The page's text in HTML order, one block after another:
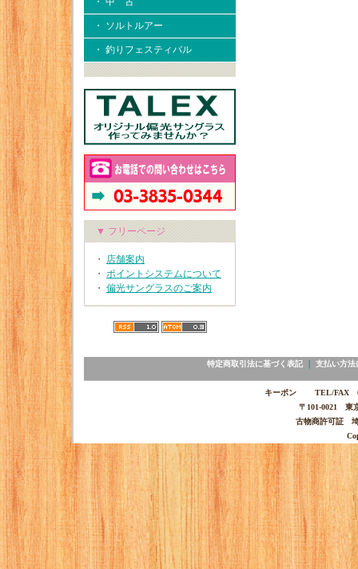
・ ソルトルアー
・ 釣りフェスティバル
▼ フリーページ
・ 店舗案内
・ ポイントシステムについて
・ 偏光サングラスのご案内
特定商取引法に基づく表記｜ 支払い方法
キーポン TEL/FAX
〒101-0021 東
古物商許可証